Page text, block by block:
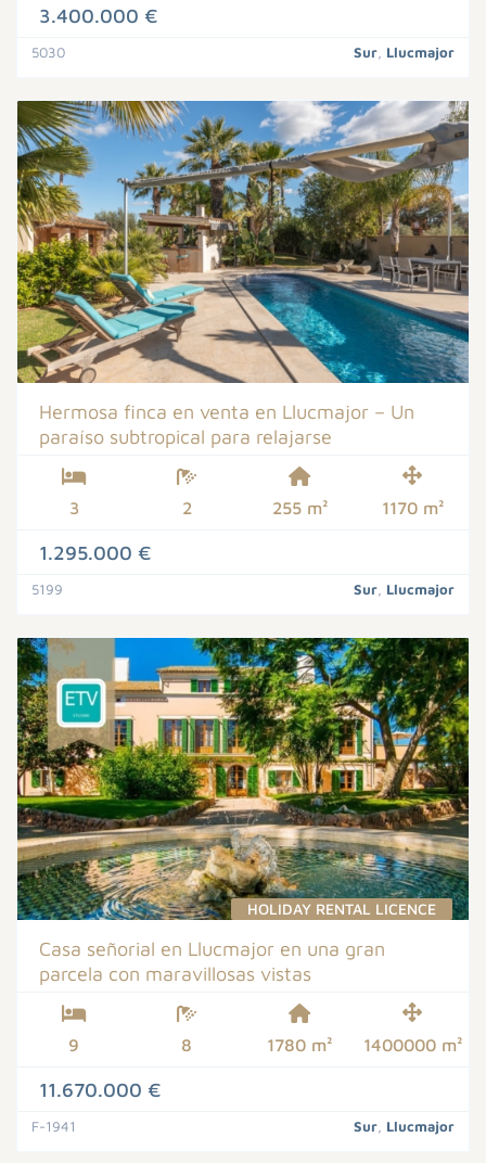
3.400.000 €
5030 Sur Llucmajor
Hermosa finca en venta en Llucmajor – Un
paraíso subtropical para relajarse
3 2 255 m² 1170 m²
1.295.000 €
5199 Sur Llucmajor
HOLIDAY RENTAL LICENCE
Casa señorial en Llucmajor en una gran
parcela con maravillosas vistas
9 8 1780 m² 1400000 m²
11.670.000 €
F-1941 Sur Llucmajor